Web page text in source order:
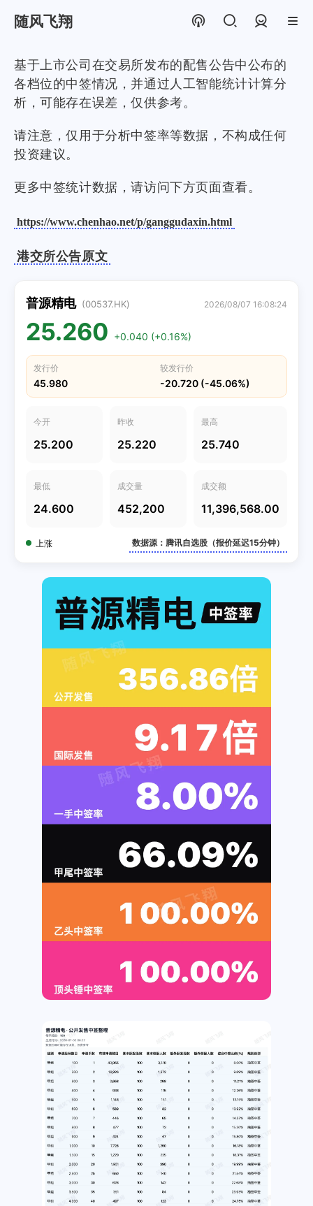
随风飞翔
基于上市公司在交易所发布的配售公告中公布的
各档位的中签情况，并通过人工智能统计计算分
析，可能存在误差，仅供参考。
请注意，仅用于分析中签率等数据，不构成任何
投资建议。
更多中签统计数据，请访问下方页面查看。
https://www.chenhao.net/p/ganggudaxin.html
港交所公告原文
普源精电 (00537.HK) 2026/08/07 16:08:24
25.260 +0.040 (+0.16%)
发行价
45.980
较发行价
-20.720 (-45.06%)
今开
25.200
昨收
25.220
最高
25.740
最低
24.600
成交量
452,200
成交额
11,396,568.00
上涨 数据源：腾讯自选股（报价延迟15分钟）